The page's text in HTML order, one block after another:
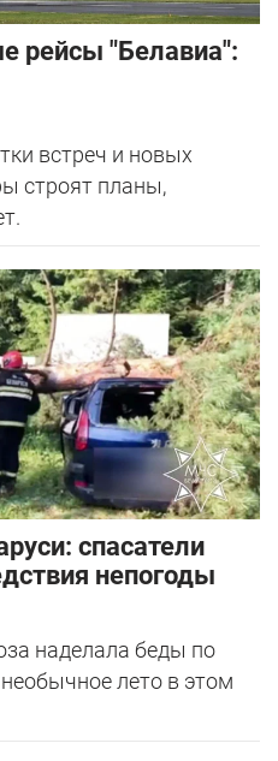
рейсы "Белавиа":
встреч и новых
строят планы,
спасатели
непогоды
наделала беды по
лето в этом